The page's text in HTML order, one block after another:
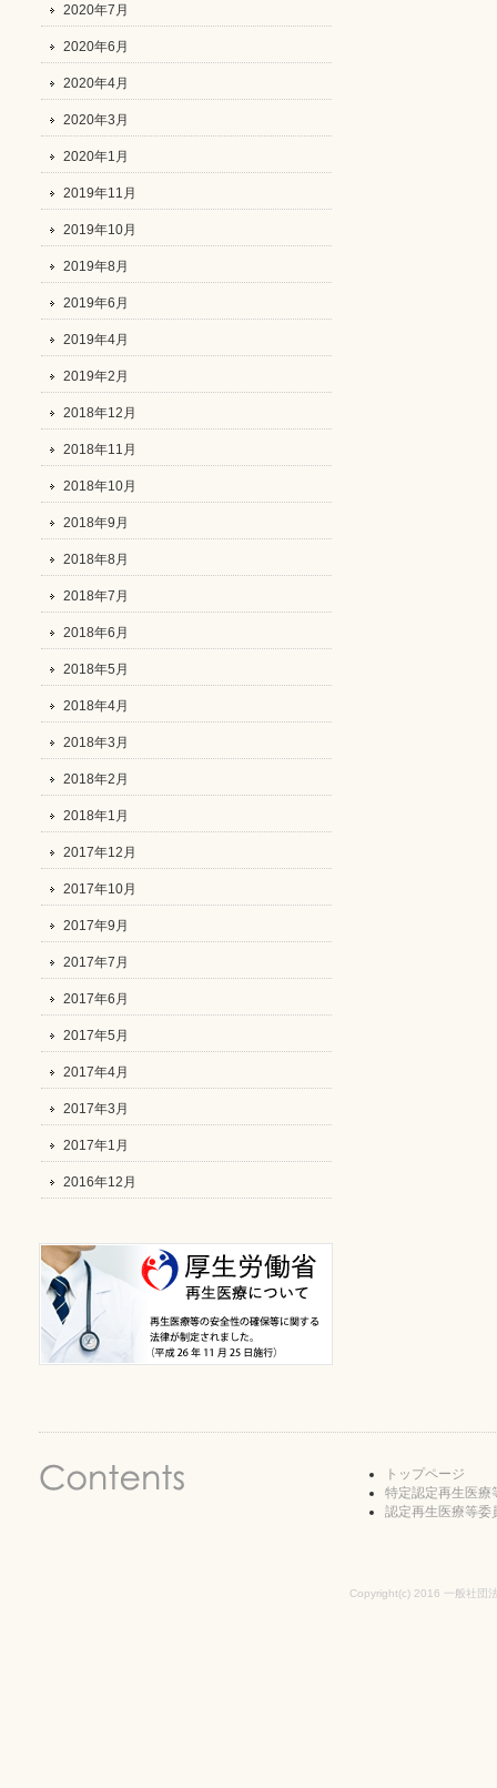
2020年7月
2020年6月
2020年4月
2020年3月
2020年1月
2019年11月
2019年10月
2019年8月
2019年6月
2019年4月
2019年2月
2018年12月
2018年11月
2018年10月
2018年9月
2018年8月
2018年7月
2018年6月
2018年5月
2018年4月
2018年3月
2018年2月
2018年1月
2017年12月
2017年10月
2017年9月
2017年7月
2017年6月
2017年5月
2017年4月
2017年3月
2017年1月
2016年12月
トップページ
特定認定再生医療
認定再生医療等委
Copyright(c) 2016 一般社団